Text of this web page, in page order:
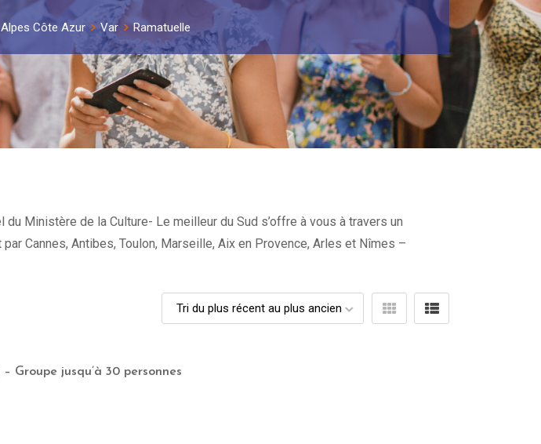
Côte Azur Var Ramatuelle
Ministère de la Culture- Le meilleur du Sud s’offre à vous à travers un
Cannes, Antibes, Toulon, Marseille, Aix en Provence, Arles et Nîmes –
Groupe jusqu’à 30 personnes